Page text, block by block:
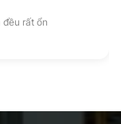
năm và rất hài